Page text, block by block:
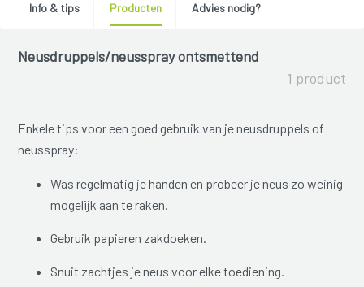
Info & tips Producten Advies nodig?
Neusdruppels/neusspray ontsmettend
1 product
Enkele tips voor een goed gebruik van je neusdruppels of
neusspray:
Was regelmatig je handen en probeer je neus zo weinig
mogelijk aan te raken.
Gebruik papieren zakdoeken.
Snuit zachtjes je neus voor elke toediening.